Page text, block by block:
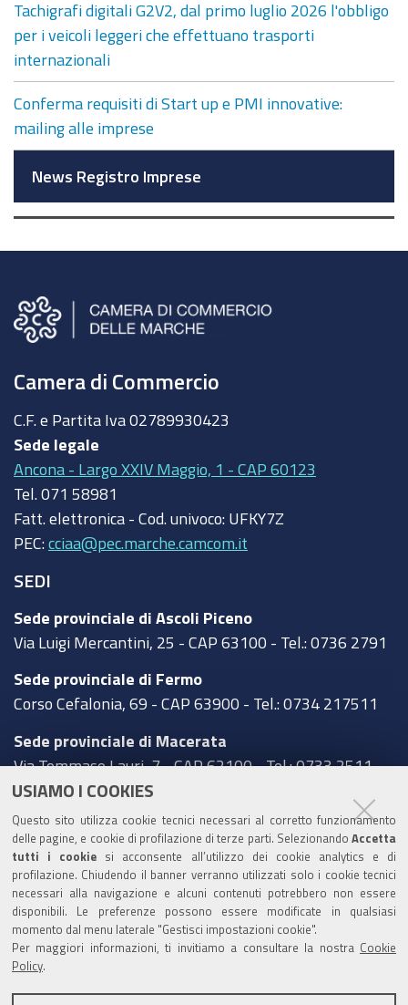
USIAMO I COOKIES
Questo sito utilizza cookie tecnici necessari al corretto funzionamento
delle pagine, e cookie di profilazione di terze parti. Selezionando Accetta
tutti i cookie si acconsente all’utilizzo dei cookie analytics e di
profilazione. Chiudendo il banner verranno utilizzati solo i cookie tecnici
necessari alla navigazione e alcuni contenuti potrebbero non essere
disponibili. Le preferenze possono essere modificate in qualsiasi
momento dal menu laterale "Gestisci impostazioni cookie".
Per maggiori informazioni, ti invitiamo a consultare la nostra Cookie
Policy
Tachigrafi digitali G2V2, dal primo luglio 2026 l'obbligo
per i veicoli leggeri che effettuano trasporti
internazionali
Conferma requisiti di Start up e PMI innovative:
mailing alle imprese
News Registro Imprese
Camera di Commercio
C.F. e Partita Iva 02789930423
Sede legale
Ancona - Largo XXIV Maggio, 1 - CAP 60123
Tel. 071 58981
Fatt. elettronica - Cod. univoco: UFKY7Z
PEC: cciaa@pec.marche.camcom.it
SEDI
Sede provinciale di Ascoli Piceno
Via Luigi Mercantini, 25 - CAP 63100 - Tel.: 0736 2791
Sede provinciale di Fermo
Corso Cefalonia, 69 - CAP 63900 - Tel.: 0734 217511
Sede provinciale di Macerata
Via Tommaso Lauri, 7 - CAP 62100 - Tel.: 0733 2511
Sede provinciale di Pesaro Urbino
Corso XI Settembre, 116 - CAP 61121 - Tel.: 0721
3571
TRASPARENZA
Amministrazione trasparente
Statistiche Web del sito (fonte Web Analytics Italia)
Contatti